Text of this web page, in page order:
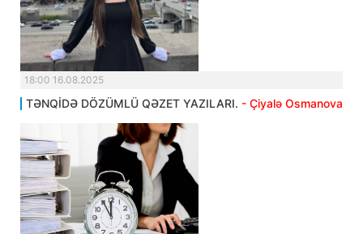
18:00 16.08.2025
TƏNQİDƏ DÖZÜMLÜ QƏZET YAZILARI. - Çiyalə Osmanova